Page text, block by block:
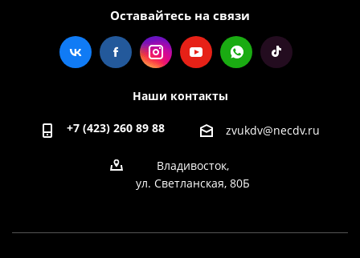
Оставайтесь на связи
Наши контакты
+7 (423) 260 89 88 zvukdv@necdv.ru
Владивосток,
ул. Светланская, 80Б